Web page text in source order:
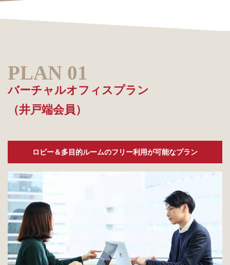
バーチャルオフィスプラン
（井戸端会員）
ロビー＆多目的ルームのフリー利用が可能なプラン